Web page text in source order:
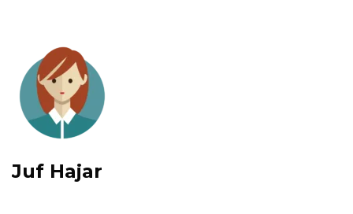
Juf Hajar